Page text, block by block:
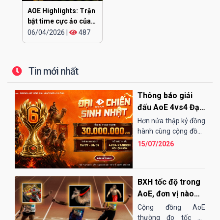
AOE Highlights: Trận
bật time cực ảo của
CHIP
06/04/2026 487
Tin mới nhất
Thông báo giải
đấu AoE 4vs4 Đại
Chiến Sinh Nhật
EGOPLAY
Hơn nửa thập kỷ đồng
hành cùng cộng đồng
AoE Việt Nam,
15/07/2026
BXH tốc độ trong
AoE, đơn vị nào
"chạy" nhanh
nhất?
Cộng đồng AoE
thường đo tốc độ